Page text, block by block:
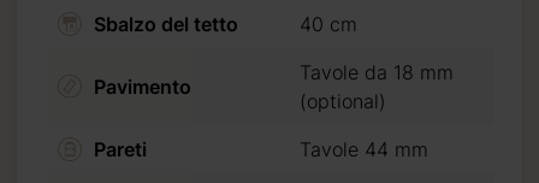
Sbalzo del tetto
40 cm
Pavimento
Tavole da 18 mm
(optional)
Pareti
Tavole 44 mm